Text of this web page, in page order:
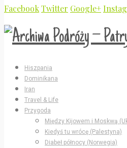
FacebookTwitter Google+
Hiszpania
Dominikana
Iran
Travel & Life
Przygoda
Między Kijowem i Moskwą
Kiedyś tu wrócę (Palestyna)
Diabeł północy (Norwegia)